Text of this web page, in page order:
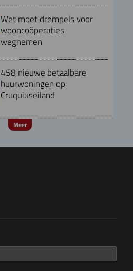
Wet moet drempels voor
wooncoöperaties
wegnemen
458 nieuwe betaalbare
huurwoningen op
Cruquiuseiland
Meer